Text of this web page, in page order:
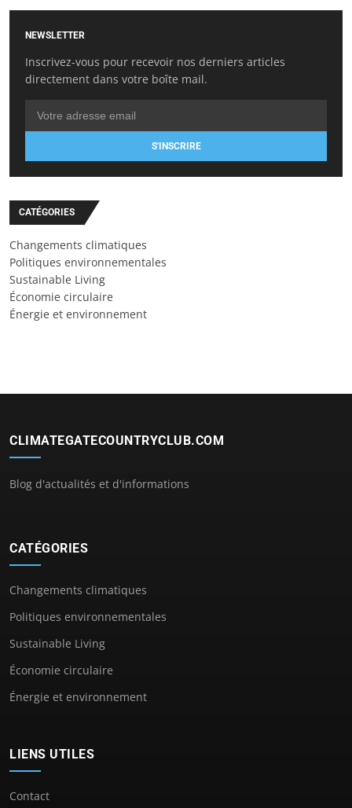
NEWSLETTER
Inscrivez-vous pour recevoir nos derniers articles
directement dans votre boîte mail.
S'INSCRIRE
CATÉGORIES
Changements climatiques
Politiques environnementales
Sustainable Living
Économie circulaire
Énergie et environnement
CLIMATEGATECOUNTRYCLUB.COM
Blog d'actualités et d'informations
CATÉGORIES
Changements climatiques
Politiques environnementales
Sustainable Living
Économie circulaire
Énergie et environnement
LIENS UTILES
Contact